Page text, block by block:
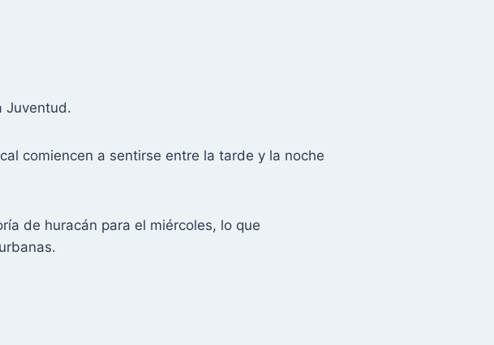
Juventud.
comiencen a sentirse entre la tarde y la noche
de huracán para el miércoles, lo que